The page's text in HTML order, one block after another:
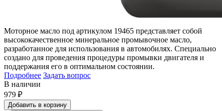
Моторное масло под артикулом 19465 представляет собой
высококачественное минеральное промывочное масло,
разработанное для использования в автомобилях. Специально
создано для проведения процедуры промывки двигателя и
поддержания его в оптимальном состоянии.
Подробнее Задать вопрос
В наличии
979 ₽
Добавить в корзину